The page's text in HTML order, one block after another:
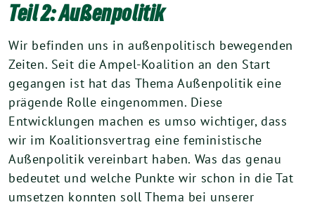
Teil 2: Außenpolitik
Wir befinden uns in außenpolitisch bewegenden
Zeiten. Seit die Ampel-Koalition an den Start
gegangen ist hat das Thema Außenpolitik eine
prägende Rolle eingenommen. Diese
Entwicklungen machen es umso wichtiger, dass
wir im Koalitionsvertrag eine feministische
Außenpolitik vereinbart haben. Was das genau
bedeutet und welche Punkte wir schon in die Tat
umsetzen konnten soll Thema bei unserer